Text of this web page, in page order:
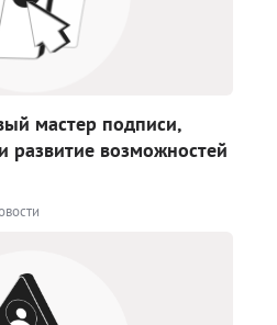
мастер подписи,
развитие возможностей